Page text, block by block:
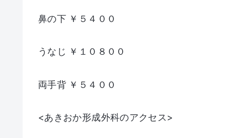
鼻の下 ￥５４００
うなじ ￥１０８００
両手背 ￥５４００
<あきおか形成外科のアクセス>